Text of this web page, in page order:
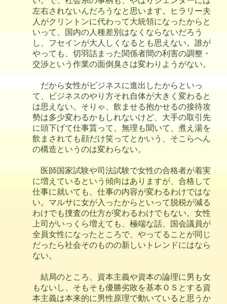
左右されないんだろうなと思います。ヒラリー夫
人がクリントンに代わって大統領になったからと
いって、国内の人種差別はなくならないだろう
し、フセインが大人しくなるとも思えない。誰が
やっても、切羽詰まった関係者間の利害の調整・
交渉という作業の面倒臭さは変わりようがない。
だから女性がビジネスに進出したからといっ
て、ビジネスのやり方それ自体が大きく変わると
は思えない。そりゃ、飲ませる抱かせるの接待攻
勢は多少変わるかもしれないけど、大手の取引先
に頭下げて仕事貰って、無理も聞いて、煮え湯を
飲まされても顔だけ笑ってとかいう、そこらへん
の構造というのは変わらない。
医師国家試験や司法試験で女性の合格者が着実
に増えているという傾向はありますが、合格して
仕事に就いても、仕事の内容が変わるわけではな
い。マルサに女が入ったからといって脱税が減る
わけでも捜査の仕方が変わるわけでもない。女性
上司がいっくら増えても、極端な話、国会議員が
全員女性になったところで、やってることが同じ
だったら社会そのものの新しいトレンドにはなら
ない。
結局のところ、資本主義や資本の論理に男も女
もないし、そもそも優勝劣敗を基本ＯＳとする資
本主義は本来的に男性原理で動いていると思うか